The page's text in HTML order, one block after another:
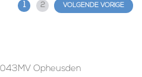
1 2 VOLGENDE VORIGE
Opheusden